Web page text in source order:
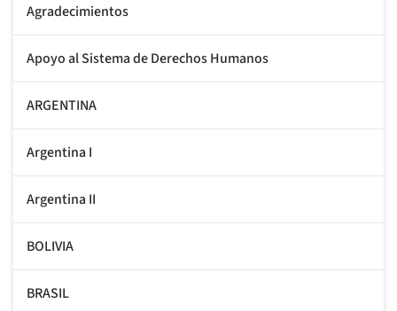
Agradecimientos
Apoyo al Sistema de Derechos Humanos
ARGENTINA
Argentina I
Argentina II
BOLIVIA
BRASIL